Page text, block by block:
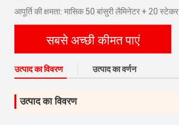
आपूर्ति की क्षमता: मासिक 50 बांसुरी लैमिनेटर + 20 स्टेकर
सबसे अच्छी कीमत पाएं
उत्पाद का विवरण उत्पाद का वर्णन
उत्पाद का विवरण